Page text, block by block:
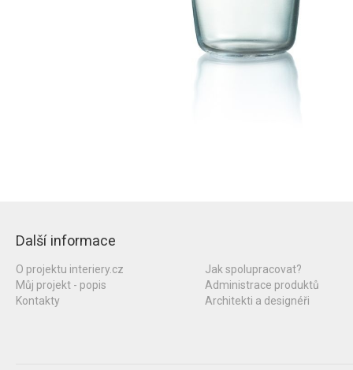
Další informace
O projektu interiery.cz
Můj projekt - popis
Kontakty
Jak spolupracovat?
Administrace produktů
Architekti a designéři